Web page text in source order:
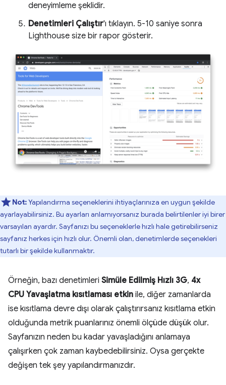
deneyimleme şeklidir.
Denetimleri Çalıştır'ı tıklayın. 5-10 saniye sonra
Lighthouse size bir rapor gösterir.
Not:Yapılandırma seçeneklerini ihtiyaçlarınıza en uygun şekilde
ayarlayabilirsiniz. Bu ayarları anlamıyorsanız burada belirtilenler iyi birer
varsayılan ayardır. Sayfanızı bu seçeneklerle hızlı hale getirebilirseniz
sayfanız herkes için hızlı olur. Önemli olan, denetimlerde seçenekleri
tutarlı bir şekilde kullanmaktır.
Örneğin, bazı denetimleri Simüle Edilmiş Hızlı 3G, 4x
CPU Yavaşlatma kısıtlaması etkin ile, diğer zamanlarda
ise kısıtlama devre dışı olarak çalıştırırsanız kısıtlama etkin
olduğunda metrik puanlarınız önemli ölçüde düşük olur.
Sayfanızın neden bu kadar yavaşladığını anlamaya
çalışırken çok zaman kaybedebilirsiniz. Oysa gerçekte
değişen tek şey yapılandırmanızdır.